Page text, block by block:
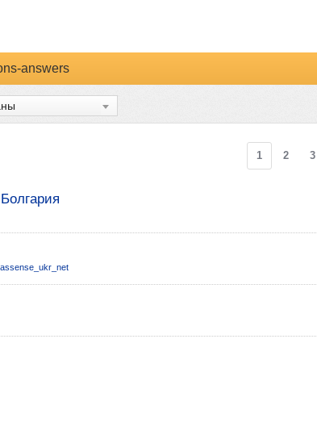
answers
1 2 3
assense_ukr_net